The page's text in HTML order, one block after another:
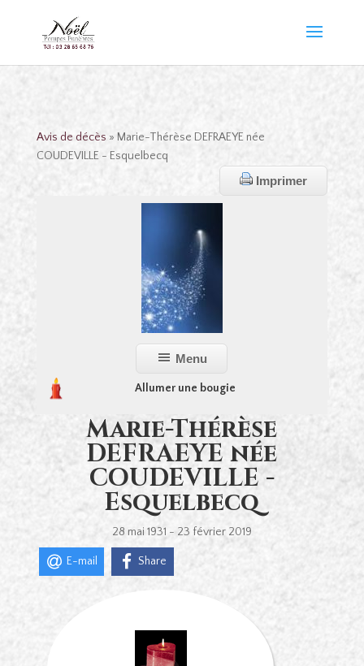
Avis de décès » Marie-Thérèse DEFRAEYE née
COUDEVILLE - Esquelbecq
Imprimer
Menu
Allumer une bougie
Marie-Thérèse
DEFRAEYE née
COUDEVILLE -
Esquelbecq
28 mai 1931 - 23 février 2019
E-mail Share